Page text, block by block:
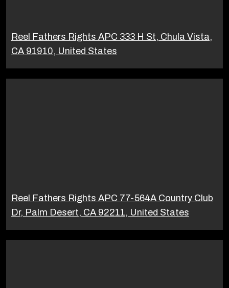
Reel Fathers Rights APC 333 H St, Chula Vista,
CA 91910, United States
Reel Fathers Rights APC 77-564A Country Club
Dr, Palm Desert, CA 92211, United States